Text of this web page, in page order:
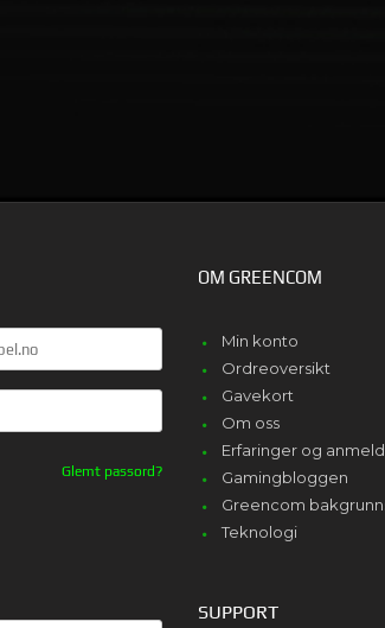
Glemt passord?
OM GREENCOM
Min konto
Ordreoversikt
Gavekort
Om oss
Erfaringer og
Gamingbloggen
Greencom
Teknologi
SUPPORT